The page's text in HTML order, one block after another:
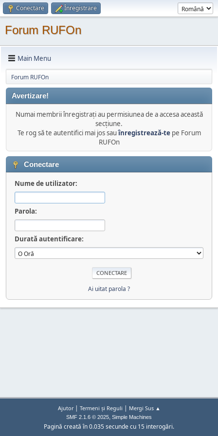
Conectare Înregistrare
Forum RUFOn
Main Menu
Forum RUFOn
Avertizare!
Numai membrii înregistraţi au permisiunea de a accesa această
secţiune.
Te rog să te autentifici mai jos sauînregistrează-tepe Forum
RUFOn
Conectare
Nume de utilizator:
Parola:
Durată autentificare:
Ai uitat parola ?
Ajutor| Termeni și Reguli | Mergi Sus ▲
SMF 2.1.6 © 2025, Simple Machines
Pagină creată în 0.035 secunde cu 15 interogări.